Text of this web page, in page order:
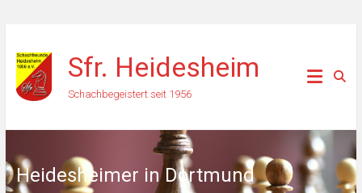
Inhalt
springen
Sfr. Heidesheim
Schachbegeistert seit 1956
Heidesheimer in Dortmund